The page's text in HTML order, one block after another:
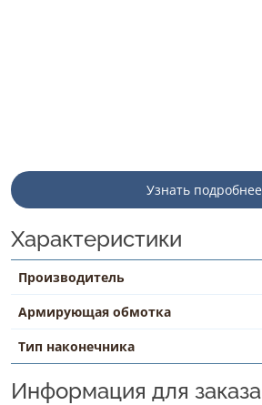
Узнать подробнее
Характеристики
Производитель
Армирующая обмотка
Тип наконечника
Информация для заказа